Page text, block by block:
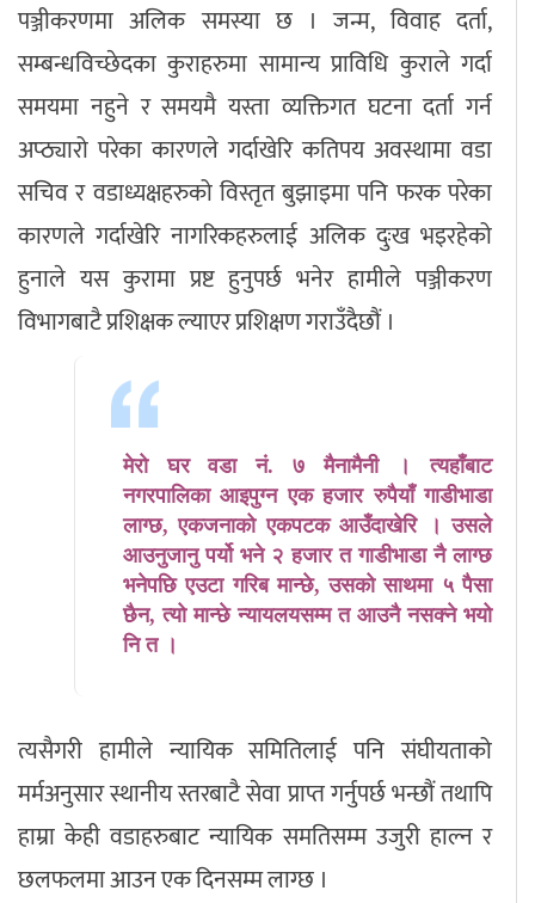
पञ्जीकरणमा अलिक समस्या छ । जन्म, विवाह दर्ता,
सम्बन्धविच्छेदका कुराहरुमा सामान्य प्राविधि कुराले गर्दा
समयमा नहुने र समयमै यस्ता व्यक्तिगत घटना दर्ता गर्न
अप्ठ्यारो परेका कारणले गर्दाखेरि कतिपय अवस्थामा वडा
सचिव र वडाध्यक्षहरुको विस्तृत बुझाइमा पनि फरक परेका
कारणले गर्दाखेरि नागरिकहरुलाई अलिक दुःख भइरहेको
हुनाले यस कुरामा प्रष्ट हुनुपर्छ भनेर हामीले पञ्जीकरण
विभागबाटै प्रशिक्षक ल्याएर प्रशिक्षण गराउँदैछौं ।
मेरो घर वडा नं. ७ मैनामैनी । त्यहाँबाट
नगरपालिका आइपुग्न एक हजार रुपैयाँ गाडीभाडा
लाग्छ, एकजनाको एकपटक आउँदाखेरि । उसले
आउनुजानु पर्यो भने २ हजार त गाडीभाडा नै लाग्छ
भनेपछि एउटा गरिब मान्छे, उसको साथमा ५ पैसा
छैन, त्यो मान्छे न्यायलयसम्म त आउनै नसक्ने भयो
नि त ।
त्यसैगरी हामीले न्यायिक समितिलाई पनि संघीयताको
मर्मअनुसार स्थानीय स्तरबाटै सेवा प्राप्त गर्नुपर्छ भन्छौं तथापि
हाम्रा केही वडाहरुबाट न्यायिक समतिसम्म उजुरी हाल्न र
छलफलमा आउन एक दिनसम्म लाग्छ ।